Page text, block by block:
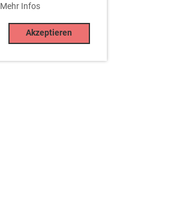
Mehr Infos
Akzeptieren